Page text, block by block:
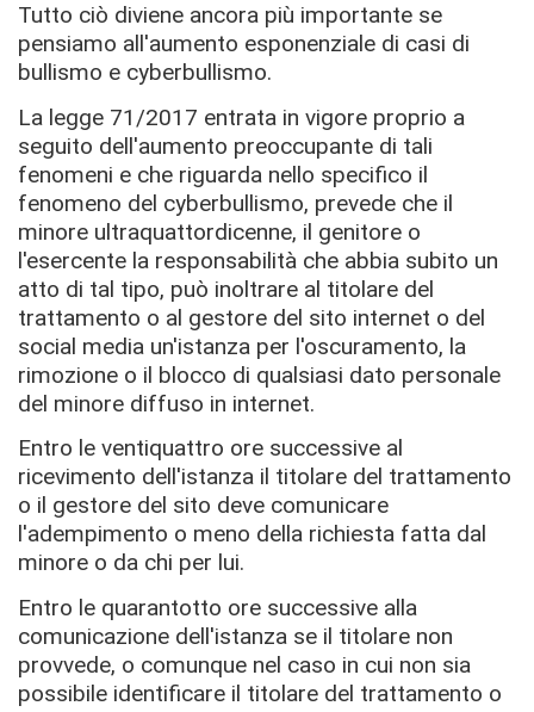
Tutto ciò diviene ancora più importante se
pensiamo all'aumento esponenziale di casi di
bullismo e cyberbullismo.
La legge 71/2017 entrata in vigore proprio a
seguito dell'aumento preoccupante di tali
fenomeni e che riguarda nello specifico il
fenomeno del cyberbullismo, prevede che il
minore ultraquattordicenne, il genitore o
l'esercente la responsabilità che abbia subito un
atto di tal tipo, può inoltrare al titolare del
trattamento o al gestore del sito internet o del
social media un'istanza per l'oscuramento, la
rimozione o il blocco di qualsiasi dato personale
del minore diffuso in internet.
Entro le ventiquattro ore successive al
ricevimento dell'istanza il titolare del trattamento
o il gestore del sito deve comunicare
l'adempimento o meno della richiesta fatta dal
minore o da chi per lui.
Entro le quarantotto ore successive alla
comunicazione dell'istanza se il titolare non
provvede, o comunque nel caso in cui non sia
possibile identificare il titolare del trattamento o